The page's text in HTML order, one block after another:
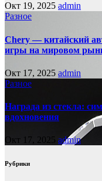
Окт 19, 2025 admin
Разное
Chery — китайский
игры на мировом
Окт 17, 2025 admin
Разное
Награда из стекла:
вдохновения
Окт 17, 2025 admin
Рубрики